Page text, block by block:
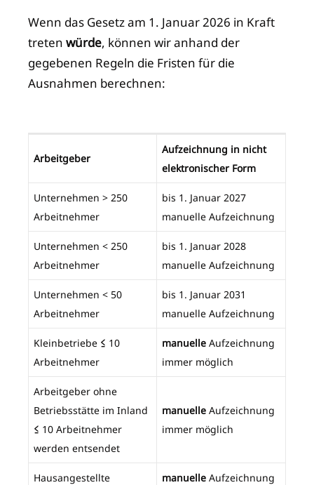
Wenn das Gesetz am 1. Januar 2026 in Kraft
treten würde, können wir anhand der
gegebenen Regeln die Fristen für die
Ausnahmen berechnen:
Arbeitgeber
Aufzeichnung in nicht
elektronischer Form
Unternehmen > 250
Arbeitnehmer
bis 1. Januar 2027
manuelle Aufzeichnung
Unternehmen < 250
Arbeitnehmer
bis 1. Januar 2028
manuelle Aufzeichnung
Unternehmen < 50
Arbeitnehmer
bis 1. Januar 2031
manuelle Aufzeichnung
Kleinbetriebe ≤ 10
Arbeitnehmer
manuelle Aufzeichnung
immer möglich
Arbeitgeber ohne
Betriebsstätte im Inland
≤ 10 Arbeitnehmer
werden entsendet
manuelle Aufzeichnung
immer möglich
Hausangestellte
manuelle Aufzeichnung